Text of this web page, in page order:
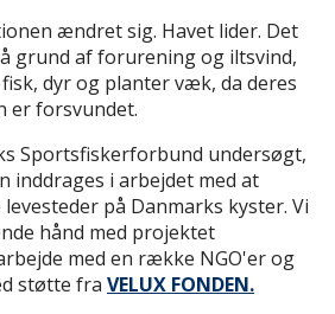
ændret sig. Havet lider. Det
grund af forurening og iltsvind,
dyr og planter væk, da deres
er forsvundet.
Sportsfiskerforbund undersøgt,
inddrages i arbejdet med at
på Danmarks kyster. Vi
hånd med projektet
med en række NGO'er og
støtte fra VELUX FONDEN.